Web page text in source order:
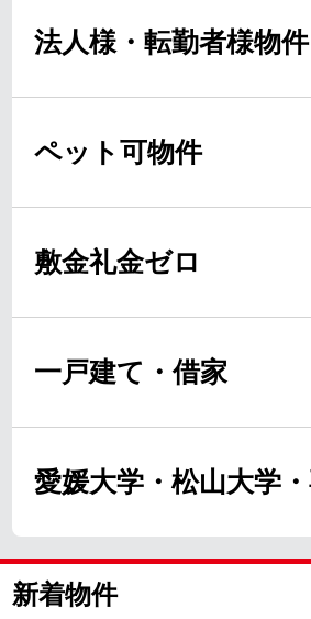
法人様・転勤者様物件
ペット可物件
敷金礼金ゼロ
一戸建て・借家
愛媛大学・松山大学
新着物件